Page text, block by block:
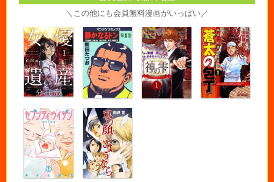
＼この他にも会員無料漫画がいっぱい／